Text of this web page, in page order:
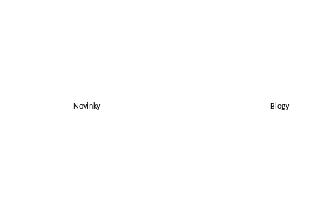
Novinky Blogy